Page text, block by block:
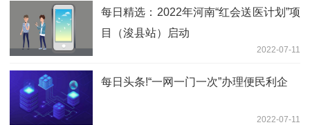
每日精选：2022年河南“红会送医计划”项
目（浚县站）启动
2022-07-11
每日头条!“一网一门一次”办理便民利企
2022-07-11